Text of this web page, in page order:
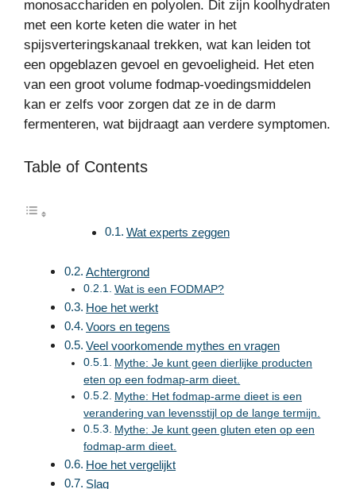
monosacchariden en polyolen. Dit zijn koolhydraten
met een korte keten die water in het
spijsverteringskanaal trekken, wat kan leiden tot
een opgeblazen gevoel en gevoeligheid. Het eten
van een groot volume fodmap-voedingsmiddelen
kan er zelfs voor zorgen dat ze in de darm
fermenteren, wat bijdraagt aan verdere symptomen.
Table of Contents
Wat experts zeggen
Achtergrond
Wat is een FODMAP?
Hoe het werkt
Voors en tegens
Veel voorkomende mythes en vragen
Mythe: Je kunt geen dierlijke producten
eten op een fodmap-arm dieet.
Mythe: Het fodmap-arme dieet is een
verandering van levensstijl op de lange termijn.
Mythe: Je kunt geen gluten eten op een
fodmap-arm dieet.
Hoe het vergelijkt
Slag